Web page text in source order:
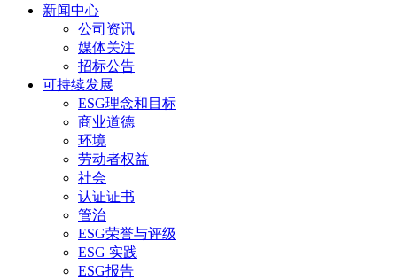
新闻中心
公司资讯
媒体关注
招标公告
可持续发展
ESG理念和目标
商业道德
环境
劳动者权益
社会
认证证书
管治
ESG荣誉与评级
ESG 实践
ESG报告